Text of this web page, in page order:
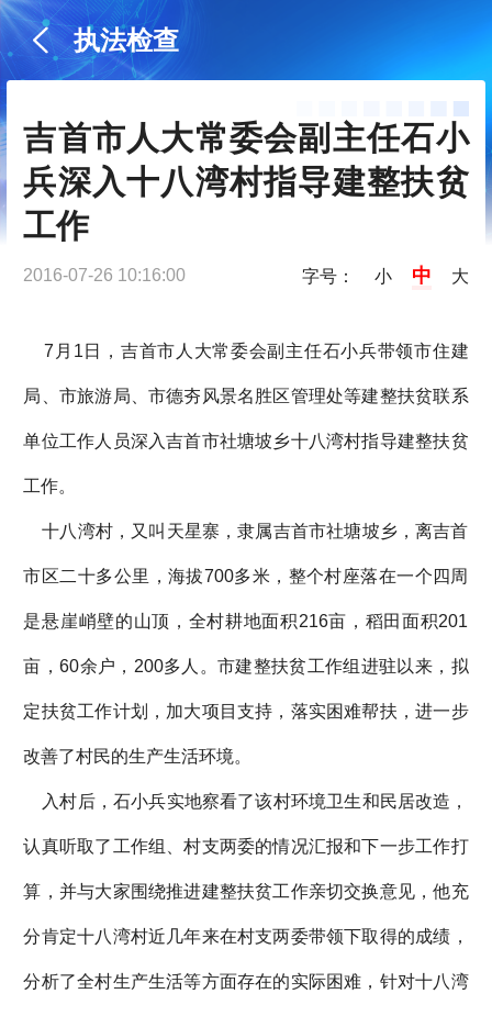
执法检查
吉首市人大常委会副主任石小
兵深入十八湾村指导建整扶贫
工作
2016-07-26 10:16:00 字号： 小 中 大
7月1日，吉首市人大常委会副主任石小兵带领市住建
局、市旅游局、市德夯风景名胜区管理处等建整扶贫联系
单位工作人员深入吉首市社塘坡乡十八湾村指导建整扶贫
工作。
十八湾村，又叫天星寨，隶属吉首市社塘坡乡，离吉首
市区二十多公里，海拔700多米，整个村座落在一个四周
是悬崖峭壁的山顶，全村耕地面积216亩，稻田面积201
亩，60余户，200多人。市建整扶贫工作组进驻以来，拟
定扶贫工作计划，加大项目支持，落实困难帮扶，进一步
改善了村民的生产生活环境。
入村后，石小兵实地察看了该村环境卫生和民居改造，
认真听取了工作组、村支两委的情况汇报和下一步工作打
算，并与大家围绕推进建整扶贫工作亲切交换意见，他充
分肯定十八湾村近几年来在村支两委带领下取得的成绩，
分析了全村生产生活等方面存在的实际困难，针对十八湾